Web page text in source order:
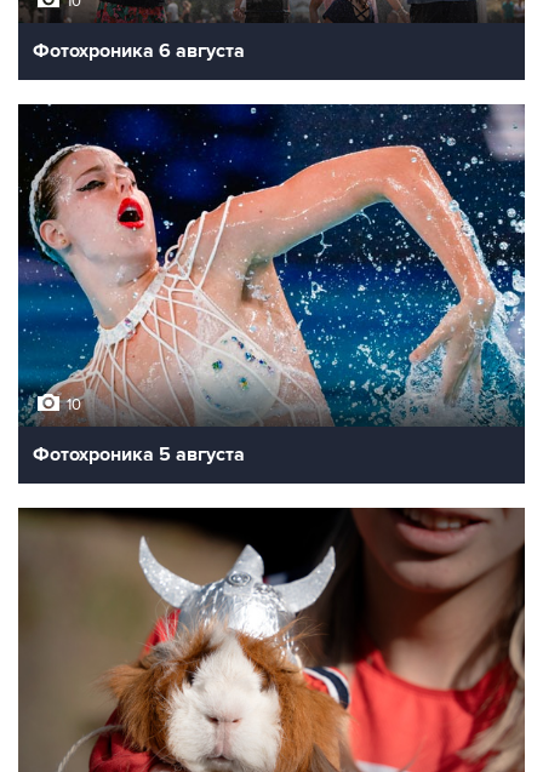
Фотохроника 6 августа
10
Фотохроника 5 августа